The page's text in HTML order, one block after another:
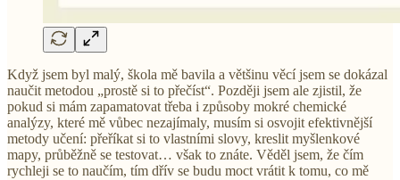
Když jsem byl malý, škola mě bavila a většinu věcí jsem se dokázal
naučit metodou „prostě si to přečíst“. Později jsem ale zjistil, že
pokud si mám zapamatovat třeba i způsoby mokré chemické
analýzy, které mě vůbec nezajímaly, musím si osvojit efektivnější
metody učení: přeříkat si to vlastními slovy, kreslit myšlenkové
mapy, průběžně se testovat… však to znáte. Věděl jsem, že čím
rychleji se to naučím, tím dřív se budu moct vrátit k tomu, co mě